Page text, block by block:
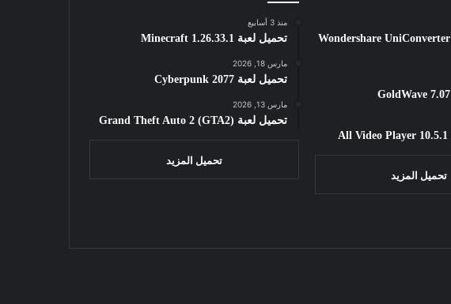
تفعيل برنامج Wondershare UniConverter
تحميل المزيد
منذ 3 أسابيع
تحميل لعبة Minecraft 1.26.33.1
مارس 18, 2026
تحميل لعبة Cyberpunk 2077
مارس 13, 2026
تحميل لعبة Grand Theft Auto 2 (GTA2)
تحميل المزيد